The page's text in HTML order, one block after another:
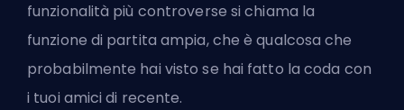
funzionalità più controverse si chiama la
funzione di partita ampia, che è qualcosa che
probabilmente hai visto se hai fatto la coda con
i tuoi amici di recente.